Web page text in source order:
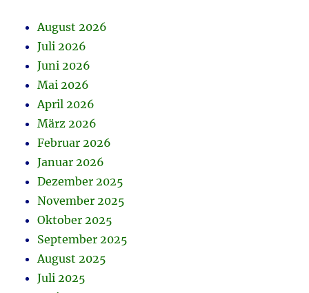
August 2026
Juli 2026
Juni 2026
Mai 2026
April 2026
März 2026
Februar 2026
Januar 2026
Dezember 2025
November 2025
Oktober 2025
September 2025
August 2025
Juli 2025